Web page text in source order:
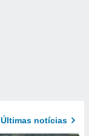
Últimas notícias